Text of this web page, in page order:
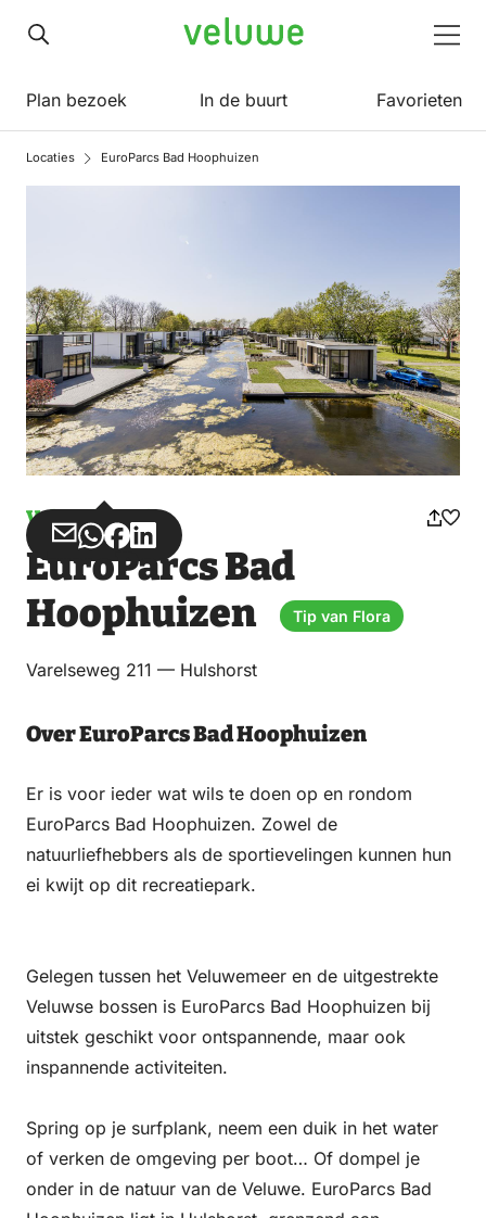
Veluwe
Plan bezoek In de buurt Favorieten
Locaties EuroParcs Bad Hoophuizen
Vakantiepark
Deel
via
Email
Deel
via
WhatsApp
Deel
op
Facebook
Deel
op
LinkedIn
EuroParcs Bad
Hoophuizen
Tip van Flora
Varelseweg 211 — Hulshorst
Over EuroParcs Bad Hoophuizen
Er is voor ieder wat wils te doen op en rondom
EuroParcs Bad Hoophuizen. Zowel de
natuurliefhebbers als de sportievelingen kunnen hun
ei kwijt op dit recreatiepark.
Gelegen tussen het Veluwemeer en de uitgestrekte
Veluwse bossen is EuroParcs Bad Hoophuizen bij
uitstek geschikt voor ontspannende, maar ook
inspannende activiteiten.
Spring op je surfplank, neem een duik in het water
of verken de omgeving per boot… Of dompel je
onder in de natuur van de Veluwe. EuroParcs Bad